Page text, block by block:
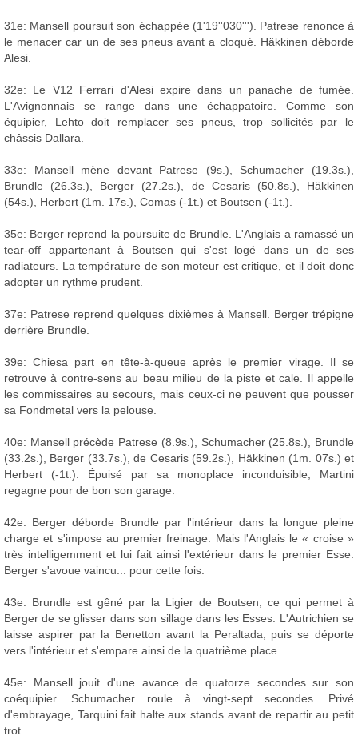
31e: Mansell poursuit son échappée (1'19''030'''). Patrese renonce à
le menacer car un de ses pneus avant a cloqué. Häkkinen déborde
Alesi.
32e: Le V12 Ferrari d'Alesi expire dans un panache de fumée.
L'Avignonnais se range dans une échappatoire. Comme son
équipier, Lehto doit remplacer ses pneus, trop sollicités par le
châssis Dallara.
33e: Mansell mène devant Patrese (9s.), Schumacher (19.3s.),
Brundle (26.3s.), Berger (27.2s.), de Cesaris (50.8s.), Häkkinen
(54s.), Herbert (1m. 17s.), Comas (-1t.) et Boutsen (-1t.).
35e: Berger reprend la poursuite de Brundle. L'Anglais a ramassé un
tear-off appartenant à Boutsen qui s'est logé dans un de ses
radiateurs. La température de son moteur est critique, et il doit donc
adopter un rythme prudent.
37e: Patrese reprend quelques dixièmes à Mansell. Berger trépigne
derrière Brundle.
39e: Chiesa part en tête-à-queue après le premier virage. Il se
retrouve à contre-sens au beau milieu de la piste et cale. Il appelle
les commissaires au secours, mais ceux-ci ne peuvent que pousser
sa Fondmetal vers la pelouse.
40e: Mansell précède Patrese (8.9s.), Schumacher (25.8s.), Brundle
(33.2s.), Berger (33.7s.), de Cesaris (59.2s.), Häkkinen (1m. 07s.) et
Herbert (-1t.). Épuisé par sa monoplace inconduisible, Martini
regagne pour de bon son garage.
42e: Berger déborde Brundle par l'intérieur dans la longue pleine
charge et s'impose au premier freinage. Mais l'Anglais le « croise »
très intelligemment et lui fait ainsi l'extérieur dans le premier Esse.
Berger s'avoue vaincu... pour cette fois.
43e: Brundle est gêné par la Ligier de Boutsen, ce qui permet à
Berger de se glisser dans son sillage dans les Esses. L'Autrichien se
laisse aspirer par la Benetton avant la Peraltada, puis se déporte
vers l'intérieur et s'empare ainsi de la quatrième place.
45e: Mansell jouit d'une avance de quatorze secondes sur son
coéquipier. Schumacher roule à vingt-sept secondes. Privé
d'embrayage, Tarquini fait halte aux stands avant de repartir au petit
trot.